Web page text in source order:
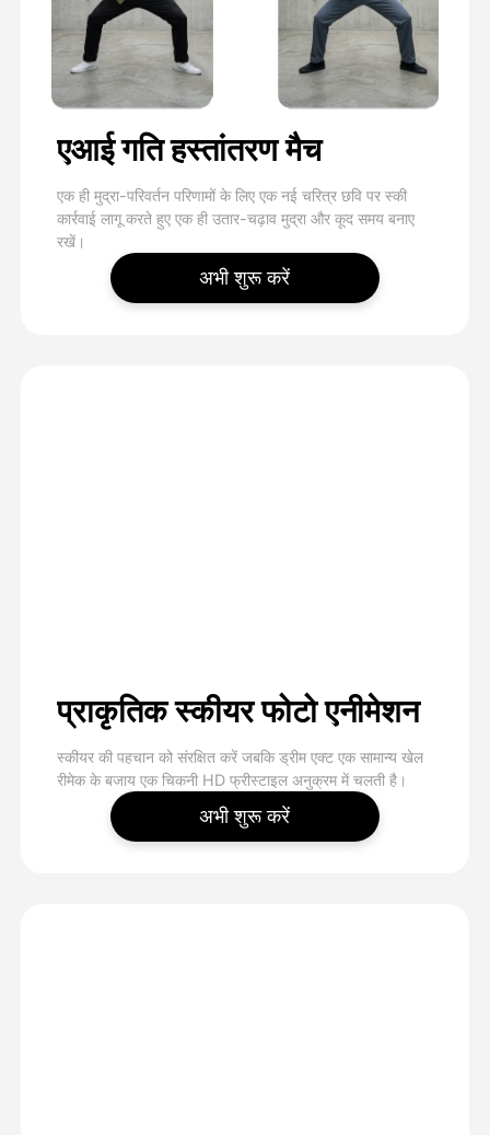
एआई गति हस्तांतरण मैच
एक ही मुद्रा-परिवर्तन परिणामों के लिए एक नई चरित्र छवि पर स्की
कार्रवाई लागू करते हुए एक ही उतार-चढ़ाव मुद्रा और कूद समय बनाए
रखें।
अभी शुरू करें
प्राकृतिक स्कीयर फोटो एनीमेशन
स्कीयर की पहचान को संरक्षित करें जबकि ड्रीम एक्ट एक सामान्य खेल
रीमेक के बजाय एक चिकनी HD फ्रीस्टाइल अनुक्रम में चलती है।
अभी शुरू करें